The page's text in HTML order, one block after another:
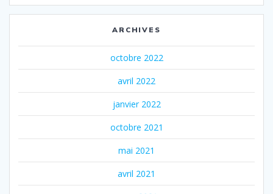
ARCHIVES
octobre 2022
avril 2022
janvier 2022
octobre 2021
mai 2021
avril 2021